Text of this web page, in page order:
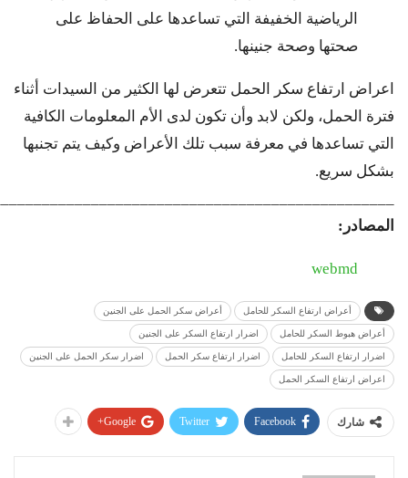
الرياضية الخفيفة التي تساعدها على الحفاظ على
صحتها وصحة جنينها.
اعراض ارتفاع سكر الحمل تتعرض لها الكثير من السيدات أثناء
فترة الحمل، ولكن لابد وأن تكون لدى الأم المعلومات الكافية
التي تساعدها في معرفة سبب تلك الأعراض وكيف يتم تجنبها
بشكل سريع.
المصادر:
webmd
أعراض ارتفاع السكر للحامل أعراض سكر الحمل على الجنين
أعراض هبوط السكر للحامل اضرار ارتفاع السكر على الجنين
اضرار ارتفاع السكر للحامل اضرار ارتفاع سكر الحمل اضرار سكر الحمل على الجنين
اعراض ارتفاع السكر الحمل
شارك Facebook
Twitter
Google+